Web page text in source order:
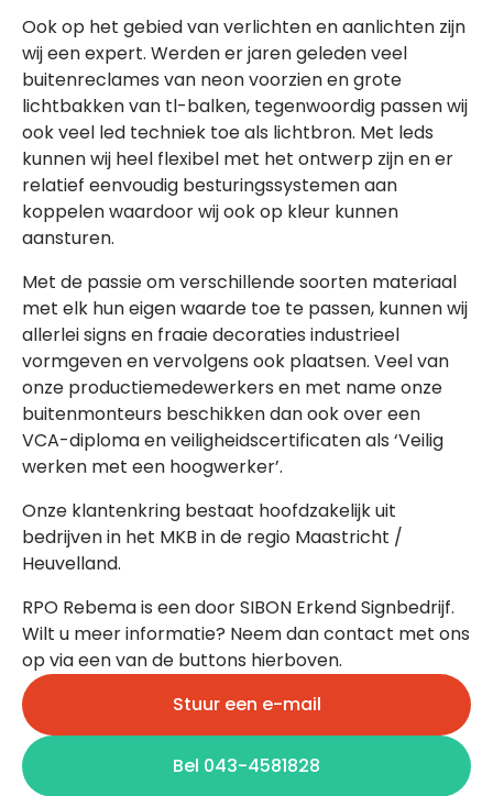
Ook op het gebied van verlichten en aanlichten zijn
wij een expert. Werden er jaren geleden veel
buitenreclames van neon voorzien en grote
lichtbakken van tl-balken, tegenwoordig passen wij
ook veel led techniek toe als lichtbron. Met leds
kunnen wij heel flexibel met het ontwerp zijn en er
relatief eenvoudig besturingssystemen aan
koppelen waardoor wij ook op kleur kunnen
aansturen.
Met de passie om verschillende soorten materiaal
met elk hun eigen waarde toe te passen, kunnen wij
allerlei signs en fraaie decoraties industrieel
vormgeven en vervolgens ook plaatsen. Veel van
onze productiemedewerkers en met name onze
buitenmonteurs beschikken dan ook over een
VCA-diploma en veiligheidscertificaten als ‘Veilig
werken met een hoogwerker’.
Onze klantenkring bestaat hoofdzakelijk uit
bedrijven in het MKB in de regio Maastricht /
Heuvelland.
RPO Rebema is een door SIBON Erkend Signbedrijf.
Wilt u meer informatie? Neem dan contact met ons
op via een van de buttons hierboven.
Stuur een e-mail
Bel 043-4581828